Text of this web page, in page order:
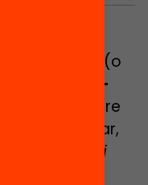
de llegir!
d’un llibre (o
i
oblidar-
. Hem d’entendre
. Podem pensar,
abans, durant i